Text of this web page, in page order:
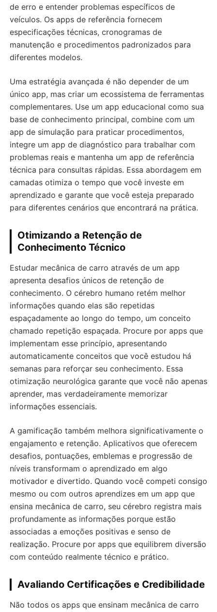
de erro e entender problemas específicos de
veículos. Os apps de referência fornecem
especificações técnicas, cronogramas de
manutenção e procedimentos padronizados para
diferentes modelos.
Uma estratégia avançada é não depender de um
único app, mas criar um ecossistema de ferramentas
complementares. Use um app educacional como sua
base de conhecimento principal, combine com um
app de simulação para praticar procedimentos,
integre um app de diagnóstico para trabalhar com
problemas reais e mantenha um app de referência
técnica para consultas rápidas. Essa abordagem em
camadas otimiza o tempo que você investe em
aprendizado e garante que você esteja preparado
para diferentes cenários que encontrará na prática.
Otimizando a Retenção de
Conhecimento Técnico
Estudar mecânica de carro através de um app
apresenta desafios únicos de retenção de
conhecimento. O cérebro humano retém melhor
informações quando elas são repetidas
espaçadamente ao longo do tempo, um conceito
chamado repetição espaçada. Procure por apps que
implementam esse princípio, apresentando
automaticamente conceitos que você estudou há
semanas para reforçar seu conhecimento. Essa
otimização neurológica garante que você não apenas
aprender, mas verdadeiramente memorizar
informações essenciais.
A gamificação também melhora significativamente o
engajamento e retenção. Aplicativos que oferecem
desafios, pontuações, emblemas e progressão de
níveis transformam o aprendizado em algo
motivador e divertido. Quando você competi consigo
mesmo ou com outros aprendizes em um app que
ensina mecânica de carro, seu cérebro registra mais
profundamente as informações porque estão
associadas a emoções positivas e senso de
realização. Procure por apps que equilibrem diversão
com conteúdo realmente técnico e prático.
Avaliando Certificações e Credibilidade
Não todos os apps que ensinam mecânica de carro